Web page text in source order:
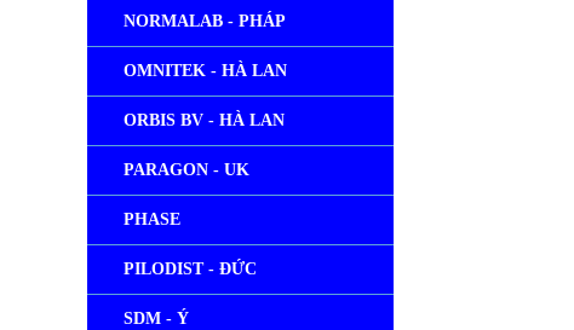
NORMALAB - PHÁP
OMNITEK - HÀ LAN
ORBIS BV - HÀ LAN
PARAGON - UK
PHASE
PILODIST - ĐỨC
SDM - Ý